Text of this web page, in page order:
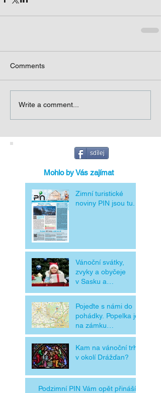
Mohlo by Vás zajímat
sdílej
Zimní turistické
noviny PIN jsou tu.
Vánoční svátky,
zvyky a obyčeje
v Sasku a
Pojeďte s námi do
pohádky. Popelka je
na zámku
Moritzburg
Kam na vánoční trhy
v okolí Drážďan?
Podzimní PIN Vám opět přináší
Comments
Write a comment...